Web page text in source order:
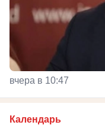
вчера в 10:47
Календарь